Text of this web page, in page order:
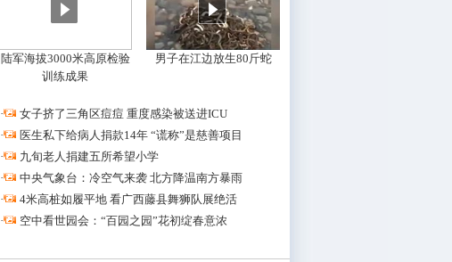
陆军海拔3000米高原检验
训练成果
男子在江边放生80斤蛇
·
女子挤了三角区痘痘 重度感染被送进ICU
·
医生私下给病人捐款14年 “谎称”是慈善项目
·
九旬老人捐建五所希望小学
·
中央气象台：冷空气来袭 北方降温南方暴雨
·
4米高桩如履平地 看广西藤县舞狮队展绝活
·
空中看世园会：“百园之园”花初绽春意浓